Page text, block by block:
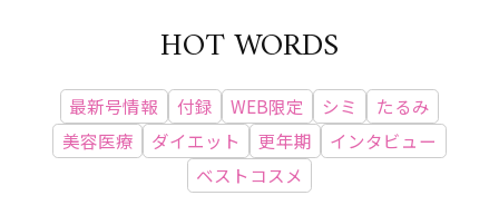
HOT WORDS
最新号情報 付録 WEB限定 シミ
たるみ
美容医療
ダイエット 更年期
インタビュー
ベストコスメ